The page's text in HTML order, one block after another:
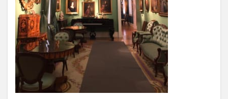
文化体験
日中韓プログラム
日本
昭和ボストン
昭和ボストン・University留学
昭和女子大学
昭和女子大学国際学部
昭和女子大学国際学部国際学科
時間割
東海大学
比較社会論
淑明女子大学校
淑明女子大学校留学
特別講演